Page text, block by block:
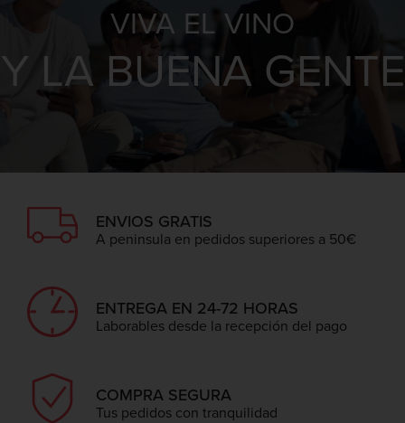
VIVA EL VINO
Y LA BUENA GENTE
ENVIOS GRATIS
A peninsula en pedidos superiores a 50€
ENTREGA EN 24-72 HORAS
Laborables desde la recepción del pago
COMPRA SEGURA
Tus pedidos con tranquilidad